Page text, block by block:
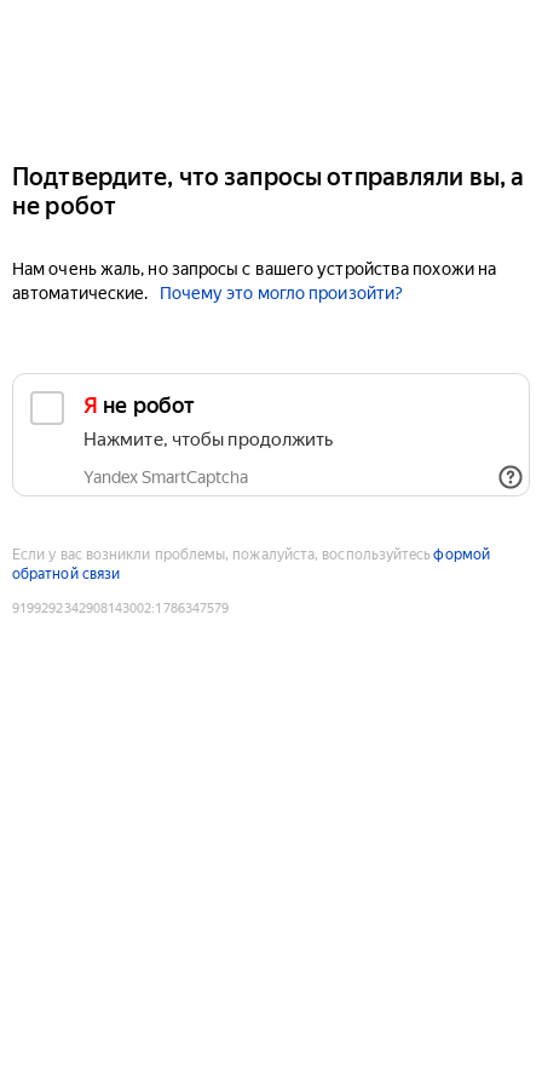
Подтвердите, что запросы отправляли вы, а
не робот
Нам очень жаль, но запросы с вашего устройства похожи на
автоматические.
Почему это могло произойти?
Я не робот
Нажмите, чтобы продолжить
Yandex SmartCaptcha
Если у вас возникли проблемы, пожалуйста, воспользуйтесьформой
обратной связи
9199292342908143002:1786347579